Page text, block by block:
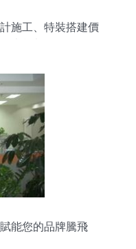
施工、特裝搭建價
能您的品牌騰飛